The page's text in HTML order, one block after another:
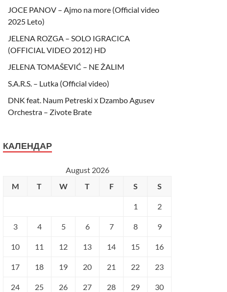
JOCE PANOV – Ajmo na more (Official video
2025 Leto)
JELENA ROZGA – SOLO IGRACICA
(OFFICIAL VIDEO 2012) HD
JELENA TOMAŠEVIĆ – NE ŽALIM
S.A.R.S. – Lutka (Official video)
DNK feat. Naum Petreski х Dzambo Agusev
Orchestra – Zivote Brate
КАЛЕНДАР
August 2026
M
T W T F S S
1 2
3 4 5 6 7 8 9
10 11 12 13 14 15 16
17 18 19 20 21 22 23
24 25 26 27 28 29 30